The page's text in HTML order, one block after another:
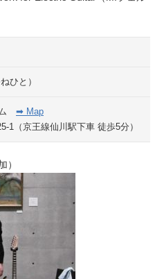
ひと）
➡ Map
1（京王線仙川駅下車 徒歩5分）
）